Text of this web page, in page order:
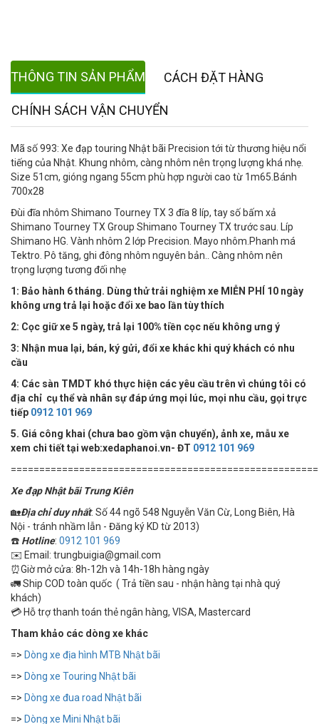
THÔNG TIN SẢN PHẨM CÁCH ĐẶT HÀNG
CHÍNH SÁCH VẬN CHUYỂN
Mã số 993: Xe đạp touring Nhật bãi Precision tới từ thương hiệu nổi
tiếng của Nhật. Khung nhôm, càng nhôm nên trọng lượng khá nhẹ.
Size 51cm, gióng ngang 55cm phù hợp người cao từ 1m65.Bánh
700x28
Đùi đĩa nhôm Shimano Tourney TX 3 đĩa 8 líp, tay số bấm xả
Shimano Tourney TX Group Shimano Tourney TX trước sau. Líp
Shimano HG. Vành nhôm 2 lớp Precision. Mayo nhôm.Phanh má
Tektro. Pô tăng, ghi đông nhôm nguyên bản.. Càng nhôm nên
trọng lượng tương đối nhẹ
1: Bảo hành 6 tháng. Dùng thử trải nghiệm xe MIỄN PHÍ 10 ngày
không ưng trả lại hoặc đổi xe bao lần tùy thích
2: Cọc giữ xe 5 ngày, trả lại 100% tiền cọc nếu không ưng ý
3: Nhận mua lại, bán, ký gửi, đổi xe khác khi quý khách có nhu
cầu
4: Các sàn TMDT khó thực hiện các yêu cầu trên vì chúng tôi có
địa chỉ cụ thể và nhân sự đáp ứng mọi lúc, mọi nhu cầu, gọi trực
tiếp 0912 101 969
5. Giá công khai (chưa bao gồm vận chuyển), ảnh xe, mẫu xe
xem chi tiết tại web:xedaphanoi.vn- ĐT 0912 101 969
Xe đạp Nhật bãi Trung Kiên
🏡Địa chỉ duy nhất: Số 44 ngõ 548 Nguyễn Văn Cừ, Long Biên, Hà
Nội - tránh nhầm lẫn - Đăng ký KD từ 2013)
☎️ Hotline: 0912 101 969
✉️ Email: trungbuigia@gmail.com
⏰Giờ mở cửa: 8h-12h và 14h-18h hàng ngày
🚛 Ship COD toàn quốc ( Trả tiền sau - nhận hàng tại nhà quý
khách)
💳 Hỗ trợ thanh toán thẻ ngân hàng, VISA, Mastercard
Tham khảo các dòng xe khác
=> Dòng xe địa hình MTB Nhật bãi
=> Dòng xe Touring Nhật bãi
=> Dòng xe đua road Nhật bãi
=> Dòng xe Mini Nhật bãi